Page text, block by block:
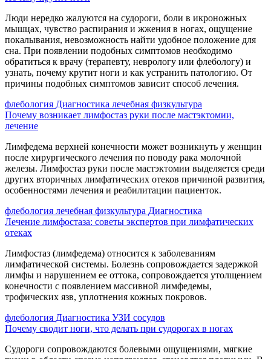
Люди нередко жалуются на судороги, боли в икроножных
мышцах, чувство распирания и жжения в ногах, ощущение
покалывания, невозможность найти удобное положение для
сна. При появлении подобных симптомов необходимо
обратиться к врачу (терапевту, неврологу или флебологу) и
узнать, почему крутит ноги и как устранить патологию. От
причины подобных симптомов зависит способ лечения.
флебология Диагностика лечебная физкультура
Почему возникает лимфостаз руки после мастэктомии,
лечение
Лимфедема верхней конечности может возникнуть у женщин
после хирургического лечения по поводу рака молочной
железы. Лимфостаз руки после мастэктомии выделяется среди
других вторичных лимфатических отеков причиной развития,
особенностями лечения и реабилитации пациенток.
флебология лечебная физкультура Диагностика
Лечение лимфостаза: советы экспертов при лимфатических
отеках
Лимфостаз (лимфедема) относится к заболеваниям
лимфатической системы. Болезнь сопровождается задержкой
лимфы и нарушением ее оттока, сопровождается утолщением
конечности с появлением массивной лимфедемы,
трофических язв, уплотнения кожных покровов.
флебология Диагностика УЗИ сосудов
Почему сводит ноги, что делать при судорогах в ногах
Судороги сопровождаются болевыми ощущениями, мягкие